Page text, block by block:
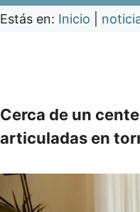
Estás en: Inicio
Cerca de un
articuladas en